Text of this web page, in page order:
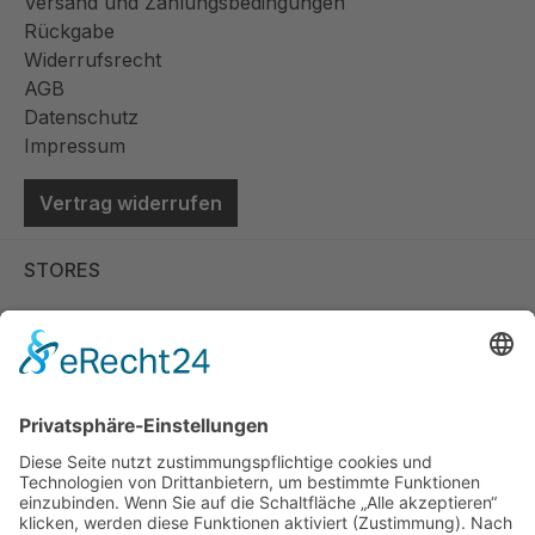
Blush-Rosa - für jeden Geschmack ist
etwas dabei.Der goldene Griff verleiht jeder
Tasse einen Hauch von Luxus und eine
Hand und verleiht Ihrem Kaffeegenuss eine
königliche Note.
Rückgabe
Widerrufsrecht
AGB
Datenschutz
Impressum
Vertrag widerrufen
STORES
Store Viernheim
Store Berlin
Handelspartner Köln
SICHERE BEZAHLUNG